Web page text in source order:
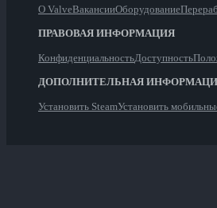
О ValveВакансииОборудование
ПРАВОВАЯ ИНФОРМАЦИЯ
КонфиденциальностьДоступность
ДОПОЛНИТЕЛЬНАЯ
Установить SteamУстановить